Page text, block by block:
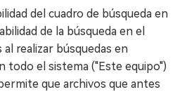
del cuadro de búsqueda en
de la búsqueda en el
realizar búsquedas en
todo el sistema ("Este equipo")
que archivos que antes